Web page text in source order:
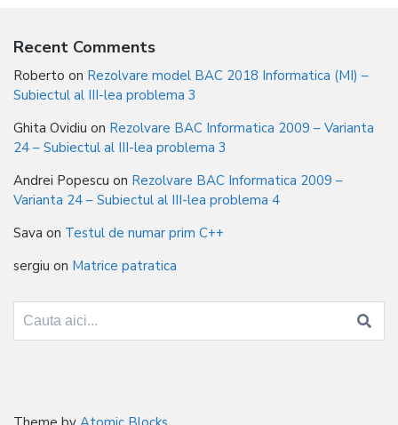
Recent Comments
Roberto on Rezolvare model BAC 2018 Informatica (MI) –
Subiectul al III-lea problema 3
Ghita Ovidiu on Rezolvare BAC Informatica 2009 – Varianta
24 – Subiectul al III-lea problema 3
Andrei Popescu on Rezolvare BAC Informatica 2009 –
Varianta 24 – Subiectul al III-lea problema 4
Sava on Testul de numar prim C++
sergiu on Matrice patratica
Search
for: